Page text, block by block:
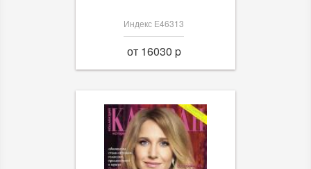
Индекс Е46313
от 16030 p